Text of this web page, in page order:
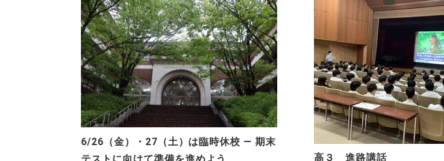
6/26（金）・27（土）は臨時休校 ― 期末
テストに向けて準備を進めよう
高３ 進路講話